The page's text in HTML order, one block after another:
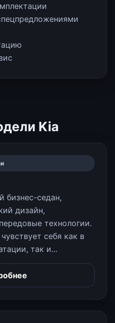
Kia
бизнес-седан,
дизайн,
технологии.
себя как в
так и...